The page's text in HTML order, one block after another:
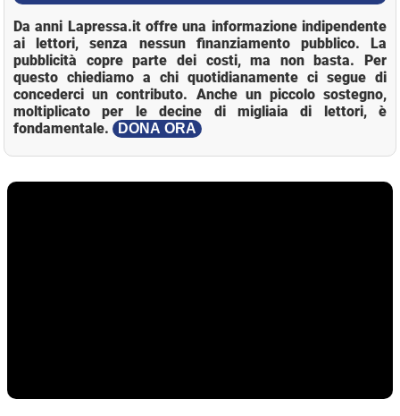
Da anni Lapressa.it offre una informazione indipendente
ai lettori, senza nessun finanziamento pubblico. La
pubblicità copre parte dei costi, ma non basta. Per
questo chiediamo a chi quotidianamente ci segue di
concederci un contributo. Anche un piccolo sostegno,
moltiplicato per le decine di migliaia di lettori, è
fondamentale.
DONA ORA